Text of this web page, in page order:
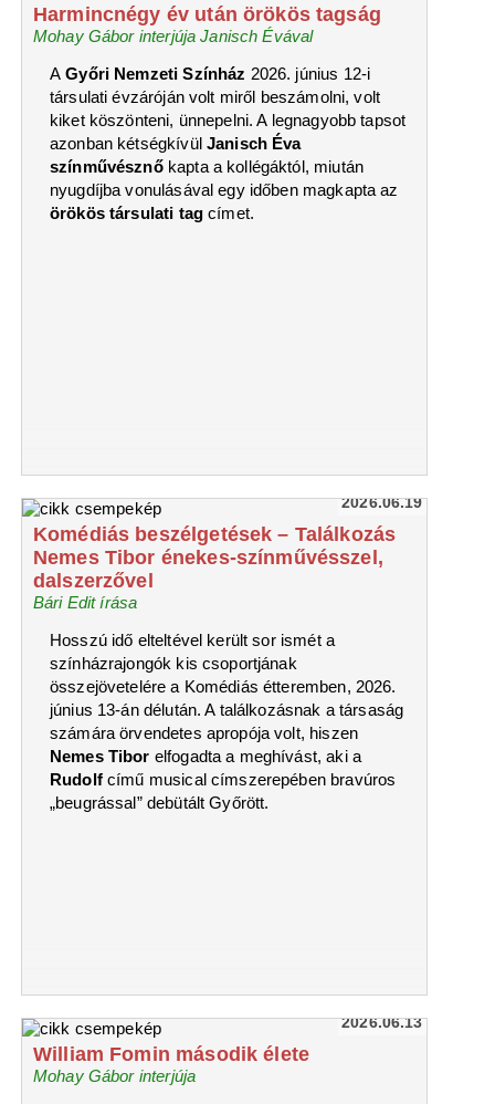
Harmincnégy év után örökös tagság
Mohay Gábor interjúja Janisch Évával
AGyőri Nemzeti Színház 2026. június 12-i
társulati évzáróján volt miről beszámolni, volt
kiket köszönteni, ünnepelni. A legnagyobb tapsot
azonban kétségkívül Janisch Éva
színművésznő kapta a kollégáktól, miután
nyugdíjba vonulásával egy időben magkapta az
örökös társulati tagcímet.
2026.06.19
Komédiás beszélgetések – Találkozás
Nemes Tibor énekes-színművésszel,
dalszerzővel
Bári Edit írása
Hosszú idő elteltével került sor ismét a
színházrajongók kis csoportjának
összejövetelére a Komédiás étteremben, 2026.
június 13-án délután. A találkozásnak a társaság
számára örvendetes apropója volt, hiszen
Nemes Tibor elfogadta a meghívást, aki a
Rudolfcímű musical címszerepében bravúros
„beugrással” debütált Győrött.
2026.06.13
William Fomin második élete
Mohay Gábor interjúja